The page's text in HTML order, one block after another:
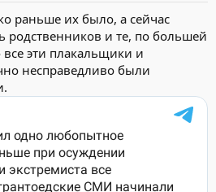
раньше их было, а сейчас
родственников и те, по большей
эти плакальщики и
несправедливо были